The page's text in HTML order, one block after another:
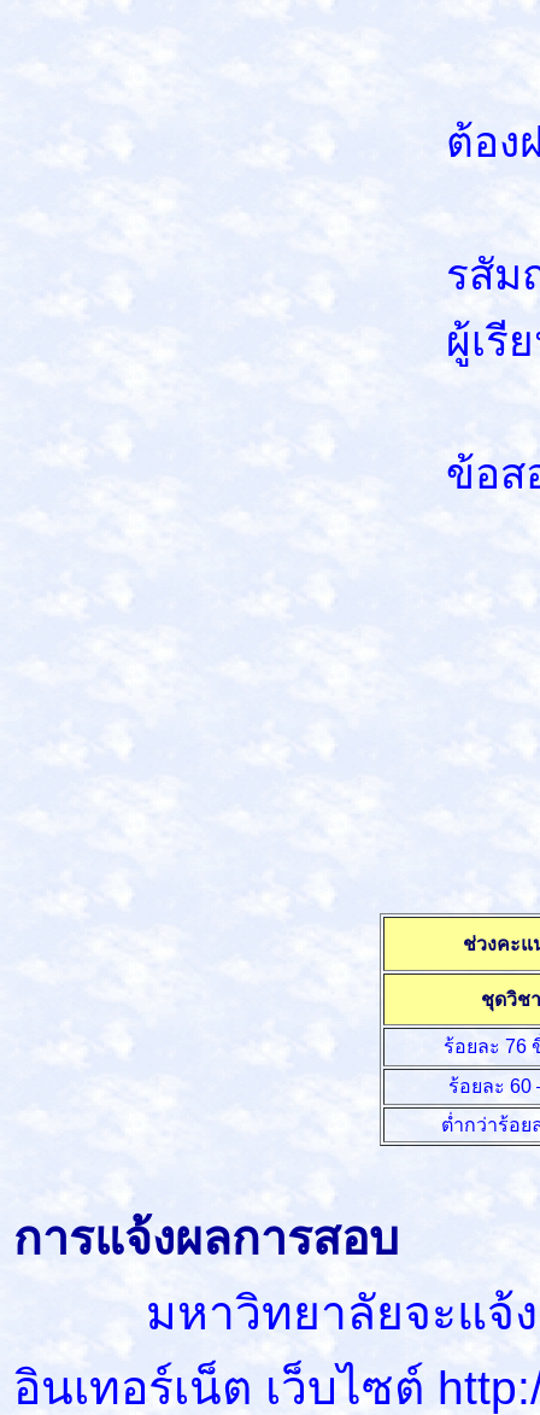
ต้อง
รสัม
ผู้เรี
ข้อส
ช่วงคะแ
ชุดวิชา
ร้อยละ 76
ร้อยละ 60
ตํ่ากว่าร้อย
การแจ้งผลการสอบ
มหาวิทยาลัยจะแจ้งผ
อินเทอร์เน็ต เว็บไซต์